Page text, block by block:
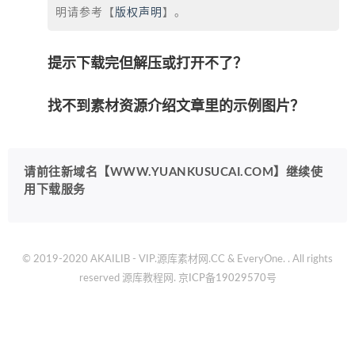
明请参考【 版权声明 】。
提示下载完但解压或打开不了？
找不到素材资源介绍文章里的示例图片？
请前往新域名【WWW.YUANKUSUCAI.COM】继续使
用下载服务
© 2019-2020 AKAILIB - VIP.源库素材网.CC & EveryOne. . All rights
reserved 源库教程网. 京ICP备19029570号